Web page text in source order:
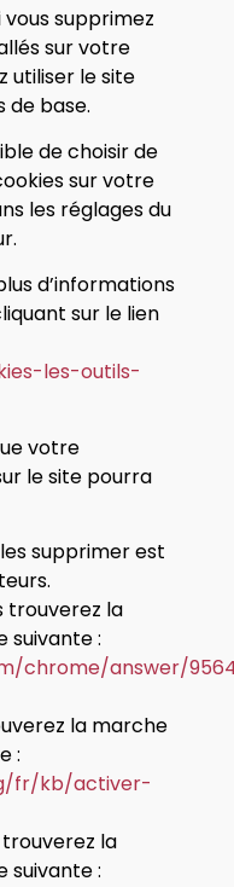
vous supprimez
sur votre
utiliser le site
de base.
de choisir de
sur votre
les réglages du
d’informations
sur le lien
les-outils-
votre
le site pourra
supprimer est
trouverez la
suivante :
chrome/answer/
la marche
:
fr/kb/activer-
la
suivante :